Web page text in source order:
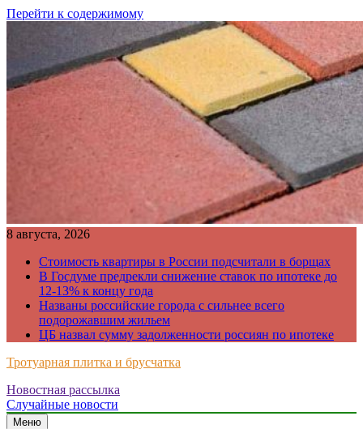
Перейти к содержимому
8 августа, 2026
Стоимость квартиры в России подсчитали в борщах
В Госдуме предрекли снижение ставок по ипотеке до
12-13% к концу года
Названы российские города с сильнее всего
подорожавшим жильем
ЦБ назвал сумму задолженности россиян по ипотеке
Тротуарная плитка и брусчатка
Just another WordPress site
Новостная рассылка
Случайные новости
Меню